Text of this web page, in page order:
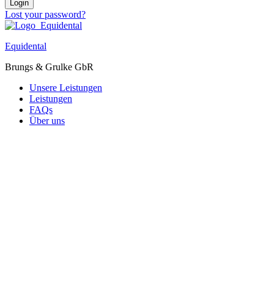
Login
Lost your password?
Equidental
Brungs & Grulke GbR
Unsere Leistungen
Leistungen
FAQs
Über uns